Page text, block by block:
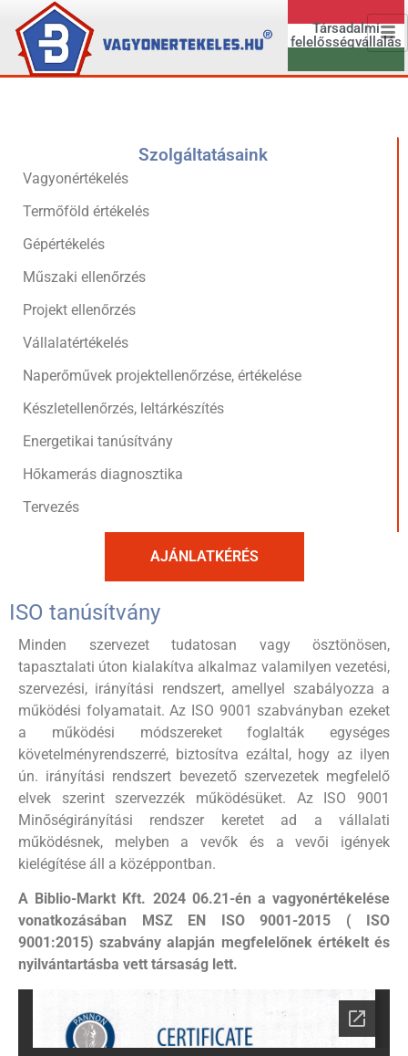
Társadalmi
felelősségvállalás
Szolgáltatásaink
Vagyonértékelés
Termőföld értékelés
Gépértékelés
Műszaki ellenőrzés
Projekt ellenőrzés
Vállalatértékelés
Naperőművek projektellenőrzése, értékelése
Készletellenőrzés, leltárkészítés
Energetikai tanúsítvány
Hőkamerás diagnosztika
Tervezés
AJÁNLATKÉRÉS
ISO tanúsítvány
Minden szervezet tudatosan vagy ösztönösen,
tapasztalati úton kialakítva alkalmaz valamilyen vezetési,
szervezési, irányítási rendszert, amellyel szabályozza a
működési folyamatait. Az ISO 9001 szabványban ezeket
a működési módszereket foglalták egységes
követelményrendszerré, biztosítva ezáltal, hogy az ilyen
ún. irányítási rendszert bevezető szervezetek megfelelő
elvek szerint szervezzék működésüket. Az ISO 9001
Minőségirányítási rendszer keretet ad a vállalati
működésnek, melyben a vevők és a vevői igények
kielégítése áll a középpontban.
A Biblio-Markt Kft. 2024 06.21-én a vagyonértékelése
vonatkozásában MSZ EN ISO 9001-2015 ( ISO
9001:2015) szabvány alapján megfelelőnek értékelt és
nyilvántartásba vett társaság lett.